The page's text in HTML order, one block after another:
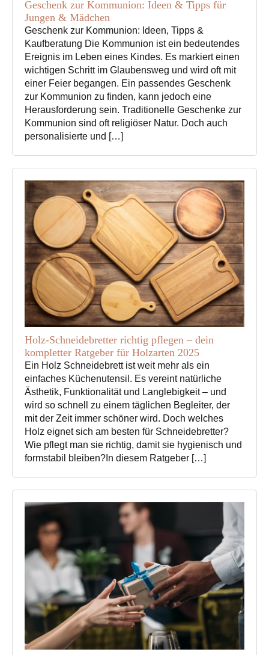
Geschenk zur Kommunion: Ideen & Tipps für
Jungen & Mädchen
Geschenk zur Kommunion: Ideen, Tipps &
Kaufberatung Die Kommunion ist ein bedeutendes
Ereignis im Leben eines Kindes. Es markiert einen
wichtigen Schritt im Glaubensweg und wird oft mit
einer Feier begangen. Ein passendes Geschenk
zur Kommunion zu finden, kann jedoch eine
Herausforderung sein. Traditionelle Geschenke zur
Kommunion sind oft religiöser Natur. Doch auch
personalisierte und […]
Holz-Schneidebretter richtig pflegen – dein
kompletter Ratgeber für Holzarten 2025
Ein Holz Schneidebrett ist weit mehr als ein
einfaches Küchenutensil. Es vereint natürliche
Ästhetik, Funktionalität und Langlebigkeit – und
wird so schnell zu einem täglichen Begleiter, der
mit der Zeit immer schöner wird. Doch welches
Holz eignet sich am besten für Schneidebretter?
Wie pflegt man sie richtig, damit sie hygienisch und
formstabil bleiben?In diesem Ratgeber […]